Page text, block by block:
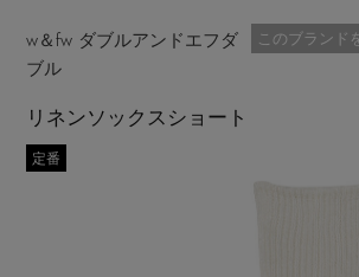
新着アイテム
再入荷アイテム
はじめてご利用の方
w＆fw ダブルアンドエフダ
ブル
お気に入り済
このブランド
リネンソックスショート
定番